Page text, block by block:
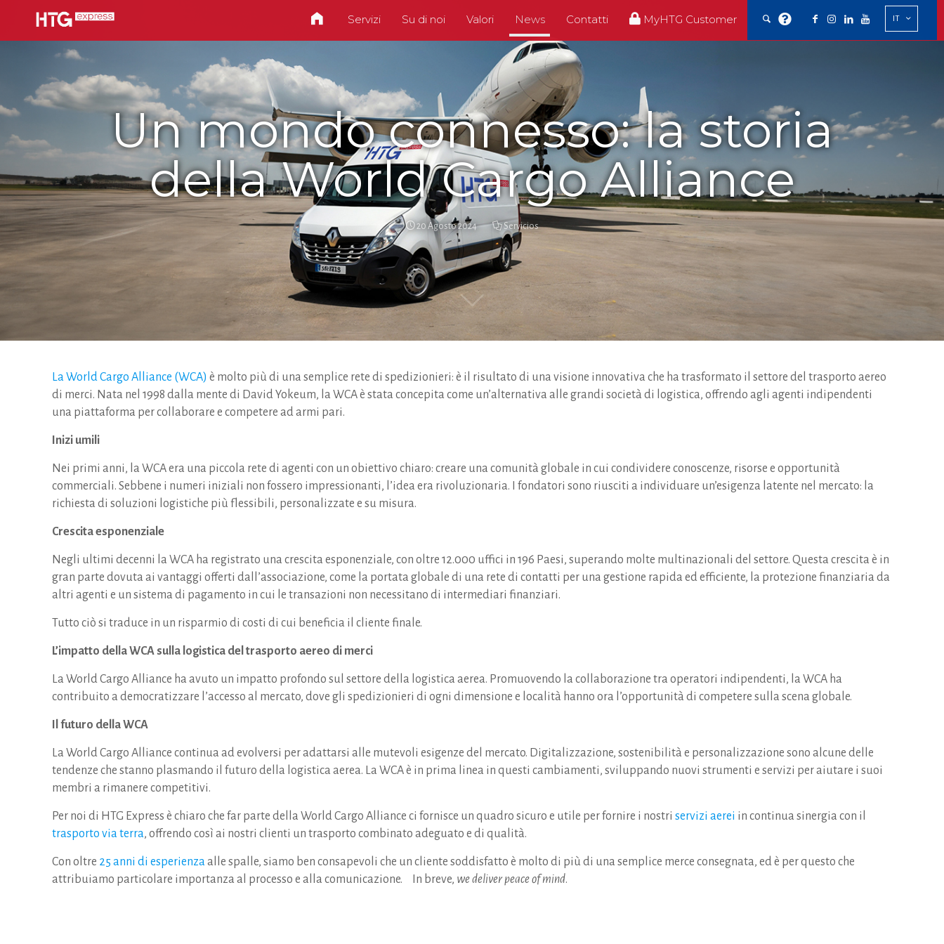
Servizi Su di noi Valori News Contatti MyHTG Customer IT
Un mondo connesso: la storia
della World Cargo Alliance
20 Agosto 2024 Servicios
La World Cargo Alliance (WCA) è molto più di una semplice rete di spedizionieri: è il risultato di una visione innovativa che ha trasformato il settore del trasporto aereo
di merci. Nata nel 1998 dalla mente di David Yokeum, la WCA è stata concepita come un’alternativa alle grandi società di logistica, offrendo agli agenti indipendenti
una piattaforma per collaborare e competere ad armi pari.
Inizi umili
Nei primi anni, la WCA era una piccola rete di agenti con un obiettivo chiaro: creare una comunità globale in cui condividere conoscenze, risorse e opportunità
commerciali. Sebbene i numeri iniziali non fossero impressionanti, l’idea era rivoluzionaria. I fondatori sono riusciti a individuare un’esigenza latente nel mercato: la
richiesta di soluzioni logistiche più flessibili, personalizzate e su misura.
Crescita esponenziale
Negli ultimi decenni la WCA ha registrato una crescita esponenziale, con oltre 12.000 uffici in 196 Paesi, superando molte multinazionali del settore. Questa crescita è in
gran parte dovuta ai vantaggi offerti dall’associazione, come la portata globale di una rete di contatti per una gestione rapida ed efficiente, la protezione finanziaria da
altri agenti e un sistema di pagamento in cui le transazioni non necessitano di intermediari finanziari.
Tutto ciò si traduce in un risparmio di costi di cui beneficia il cliente finale.
L’impatto della WCA sulla logistica del trasporto aereo di merci
La World Cargo Alliance ha avuto un impatto profondo sul settore della logistica aerea. Promuovendo la collaborazione tra operatori indipendenti, la WCA ha
contribuito a democratizzare l’accesso al mercato, dove gli spedizionieri di ogni dimensione e località hanno ora l’opportunità di competere sulla scena globale.
Il futuro della WCA
La World Cargo Alliance continua ad evolversi per adattarsi alle mutevoli esigenze del mercato. Digitalizzazione, sostenibilità e personalizzazione sono alcune delle
tendenze che stanno plasmando il futuro della logistica aerea. La WCA è in prima linea in questi cambiamenti, sviluppando nuovi strumenti e servizi per aiutare i suoi
membri a rimanere competitivi.
Per noi di HTG Express è chiaro che far parte della World Cargo Alliance ci fornisce un quadro sicuro e utile per fornire i nostriservizi aerei in continua sinergia con il
trasporto via terra, offrendo così ai nostri clienti un trasporto combinato adeguato e di qualità.
Con oltre 25 anni di esperienzaalle spalle, siamo ben consapevoli che un cliente soddisfatto è molto di più di una semplice merce consegnata, ed è per questo che
attribuiamo particolare importanza al processo e alla comunicazione. In breve, we deliver peace of mind.